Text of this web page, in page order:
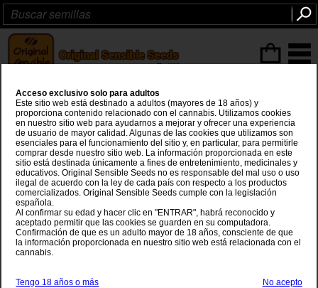
Auto Super Skunk
Critical AutoxSkunk #1
Acceso exclusivo solo para adultos
Este sitio web está destinado a adultos (mayores de 18 años) y
proporciona contenido relacionado con el cannabis. Utilizamos cookies
en nuestro sitio web para ayudarnos a mejorar y ofrecer una experiencia
de usuario de mayor calidad. Algunas de las cookies que utilizamos son
esenciales para el funcionamiento del sitio y, en particular, para permitirle
comprar desde nuestro sitio web. La información proporcionada en este
sitio está destinada únicamente a fines de entretenimiento, medicinales y
educativos. Original Sensible Seeds no es responsable del mal uso o uso
ilegal de acuerdo con la ley de cada país con respecto a los productos
comercializados. Original Sensible Seeds cumple con la legislación
española.
Al confirmar su edad y hacer clic en "ENTRAR", habrá reconocido y
aceptado permitir que las cookies se guarden en su computadora.
Confirmación de que es un adulto mayor de 18 años, consciente de que
la información proporcionada en nuestro sitio web está relacionada con el
cannabis.
Tengo 18 años o más No acepto